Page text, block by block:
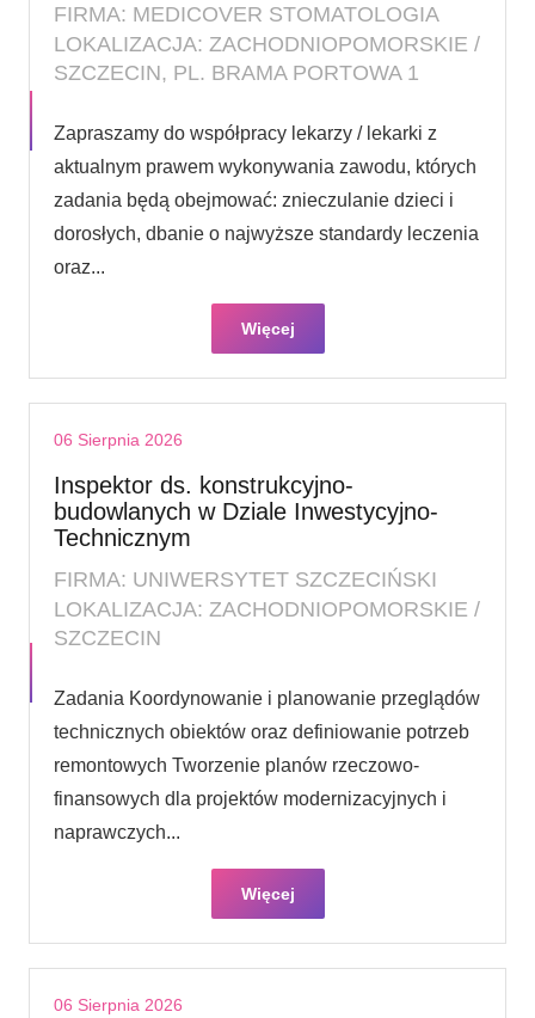
FIRMA: MEDICOVER STOMATOLOGIA
LOKALIZACJA: ZACHODNIOPOMORSKIE /
SZCZECIN, PL. BRAMA PORTOWA 1
Zapraszamy do współpracy lekarzy / lekarki z
aktualnym prawem wykonywania zawodu, których
zadania będą obejmować: znieczulanie dzieci i
dorosłych, dbanie o najwyższe standardy leczenia
oraz...
Więcej
06 Sierpnia 2026
Inspektor ds. konstrukcyjno-
budowlanych w Dziale Inwestycyjno-
Technicznym
FIRMA: UNIWERSYTET SZCZECIŃSKI
LOKALIZACJA: ZACHODNIOPOMORSKIE /
SZCZECIN
Zadania Koordynowanie i planowanie przeglądów
technicznych obiektów oraz definiowanie potrzeb
remontowych Tworzenie planów rzeczowo-
finansowych dla projektów modernizacyjnych i
naprawczych...
Więcej
06 Sierpnia 2026